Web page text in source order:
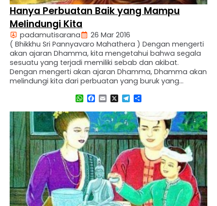
Hanya Perbuatan Baik yang Mampu
Melindungi Kita
padamutisarana
26 Mar 2016
( Bhikkhu Sri Pannyavaro Mahathera ) Dengan mengerti
akan ajaran Dhamma, kita mengetahui bahwa segala
sesuatu yang terjadi memiliki sebab dan akibat.
Dengan mengerti akan ajaran Dhamma, Dhamma akan
melindungi kita dari perbuatan yang buruk yang
Dhamma membuat kita mengenal meditasi,
pikiran-pikiran …
WhatsApp
Facebook
Email
X Telegram